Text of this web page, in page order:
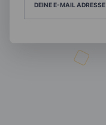
DEINE E-MAIL ADRESSE